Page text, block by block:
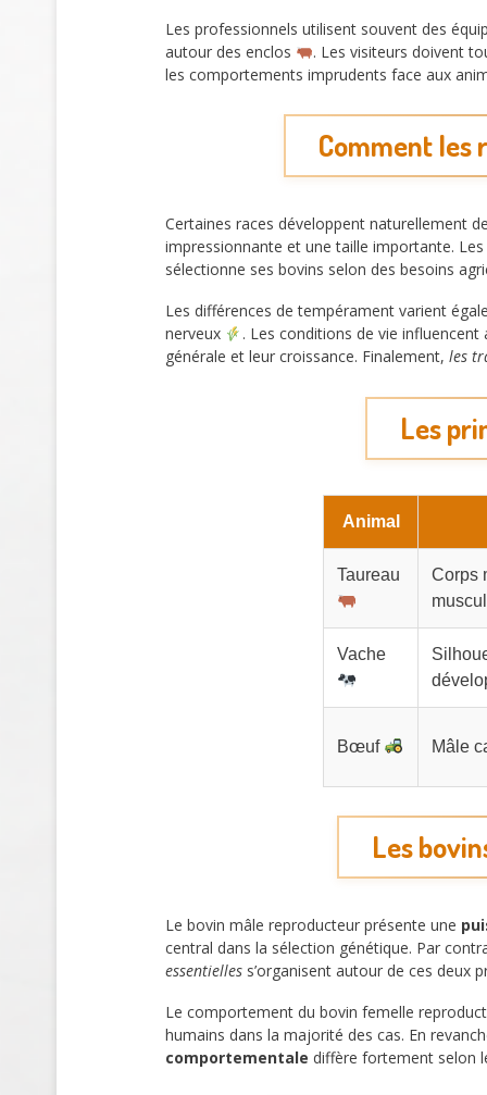
Les professionnels utilisent souvent des
autour des enclos
. Les visiteurs doivent
les comportements imprudents face aux
Comment les
Certaines races développent naturellement
impressionnante et une taille importante.
sélectionne ses bovins selon des besoins
Les différences de tempérament varient
nerveux
. Les conditions de vie
générale et leur croissance. Finalement, les
Les
Animal
Taureau
Corps
Vache
Bœuf Mâle
Les
Le bovin mâle reproducteur présente une
central dans la sélection génétique. Par
essentielles s’organisent autour de ces deux
Le comportement du bovin femelle
humains dans la majorité des cas. En
comportementale diffère fortement selon